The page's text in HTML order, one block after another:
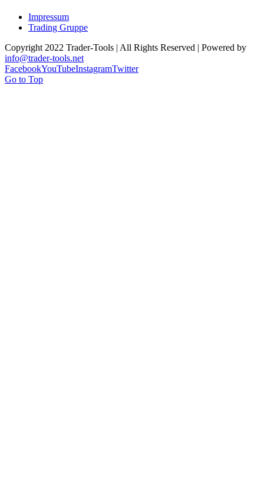
Impressum
Trading Gruppe
Copyright 2022 Trader-Tools | All Rights Reserved | Powered by
info@trader-tools.net
FacebookYouTubeInstagramTwitter
Go to Top